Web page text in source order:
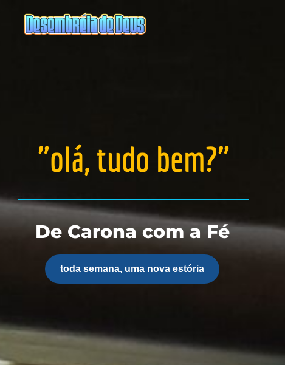
"olá, tudo bem?"
De Carona com a Fé
toda semana, uma nova estória